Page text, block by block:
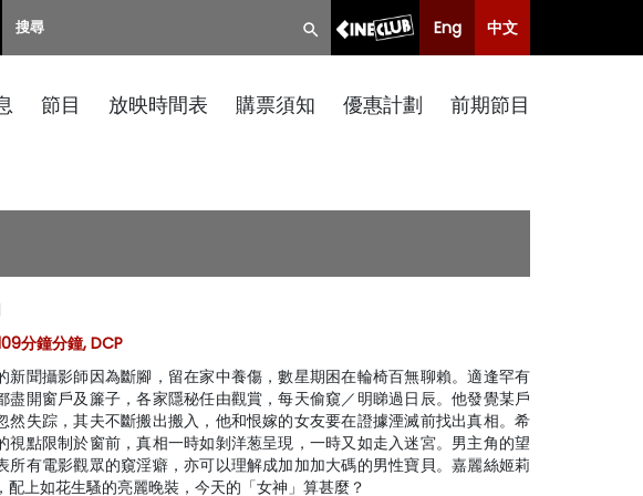
Eng 中文
節目 放映時間表 購票須知 優惠計劃 前期節目
分鐘分鐘, DCP
新聞攝影師因為斷腳，留在家中養傷，數星期困在輪椅百無聊賴。適逢罕有
盡開窗戶及簾子，各家隱秘任由觀賞，每天偷窺／明睇過日辰。他發覺某戶
然失踪，其夫不斷搬出搬入，他和恨嫁的女友要在證據湮滅前找出真相。希
視點限制於窗前，真相一時如剝洋葱呈現，一時又如走入迷宮。男主角的望
所有電影觀眾的窺淫癖，亦可以理解成加加加大碼的男性寶貝。嘉麗絲姬莉
配上如花生騷的亮麗晚裝，今天的「女神」算甚麼？